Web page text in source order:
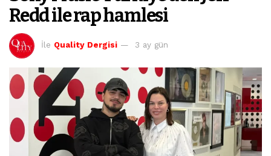
Redd ile rap hamlesi
İle Quality Dergisi 3 ay gün